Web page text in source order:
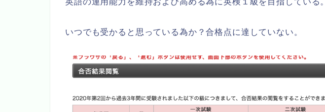
いつでも受かると思っている為か？合格点に達していない。